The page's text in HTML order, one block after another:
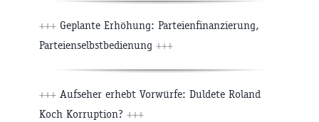
+++ Geplante Erhöhung: Parteienfinanzierung,
Parteienselbstbedienung +++
+++ Aufseher erhebt Vorwürfe: Duldete Roland
Koch Korruption? +++